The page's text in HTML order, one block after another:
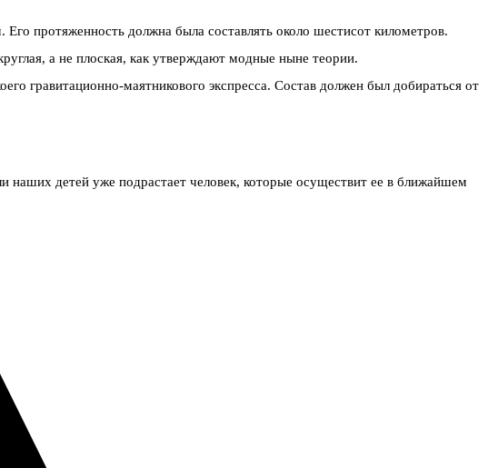
протяженность должна была составлять около шестисот километров.
а не плоская, как утверждают модные ныне теории.
гравитационно-маятникового экспресса. Состав должен был добираться от
наших детей уже подрастает человек, которые осуществит ее в ближайшем